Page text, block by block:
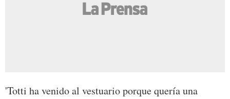
'Totti ha venido al vestuario porque quería una